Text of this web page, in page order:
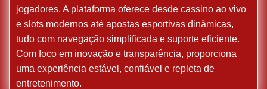
jogadores. A plataforma oferece desde cassino ao vivo
e slots modernos até apostas esportivas dinâmicas,
tudo com navegação simplificada e suporte eficiente.
Com foco em inovação e transparência, proporciona
uma experiência estável, confiável e repleta de
entretenimento.